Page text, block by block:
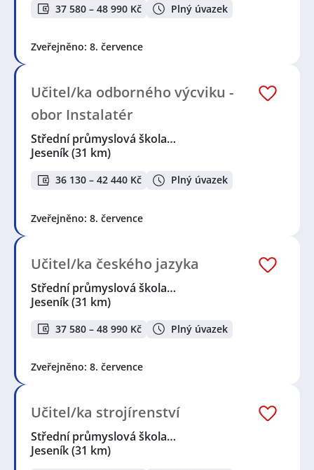
37 580 – 48 990 Kč Plný úvazek
Zveřejněno: 8. července
Učitel/ka odborného výcviku -
obor Instalatér
Střední průmyslová škola…
Jeseník(31 km)
36 130 – 42 440 Kč Plný úvazek
Zveřejněno: 8. července
Učitel/ka českého jazyka
Střední průmyslová škola…
Jeseník(31 km)
37 580 – 48 990 Kč Plný úvazek
Zveřejněno: 8. července
Učitel/ka strojírenství
Střední průmyslová škola…
Jeseník(31 km)